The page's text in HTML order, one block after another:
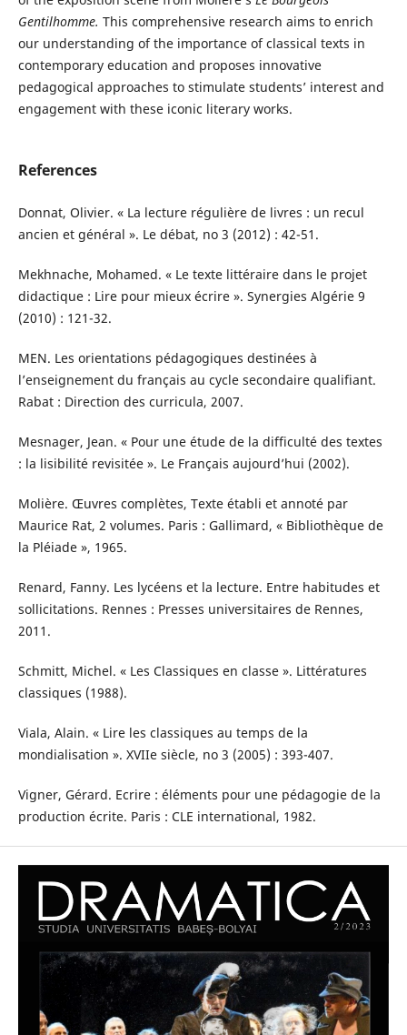
Gentilhomme. This comprehensive research aims to enrich
our understanding of the importance of classical texts in
contemporary education and proposes innovative
pedagogical approaches to stimulate students’ interest and
engagement with these iconic literary works.
References
Donnat, Olivier. « La lecture régulière de livres : un recul
ancien et général ». Le débat, no 3 (2012) : 42-51.
Mekhnache, Mohamed. « Le texte littéraire dans le projet
didactique : Lire pour mieux écrire ». Synergies Algérie 9
(2010) : 121-32.
MEN. Les orientations pédagogiques destinées à
l’enseignement du français au cycle secondaire qualifiant.
Rabat : Direction des curricula, 2007.
Mesnager, Jean. « Pour une étude de la difficulté des textes
: la lisibilité revisitée ». Le Français aujourd’hui (2002).
Molière. Œuvres complètes, Texte établi et annoté par
Maurice Rat, 2 volumes. Paris : Gallimard, « Bibliothèque de
la Pléiade », 1965.
Renard, Fanny. Les lycéens et la lecture. Entre habitudes et
sollicitations. Rennes : Presses universitaires de Rennes,
2011.
Schmitt, Michel. « Les Classiques en classe ». Littératures
classiques (1988).
Viala, Alain. « Lire les classiques au temps de la
mondialisation ». XVIIe siècle, no 3 (2005) : 393-407.
Vigner, Gérard. Ecrire : éléments pour une pédagogie de la
production écrite. Paris : CLE international, 1982.